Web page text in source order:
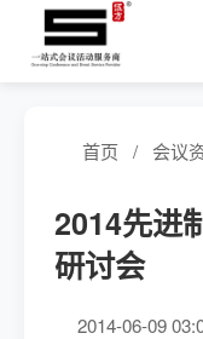
首页 / 会议
2014先进
研讨会
2014-06-09